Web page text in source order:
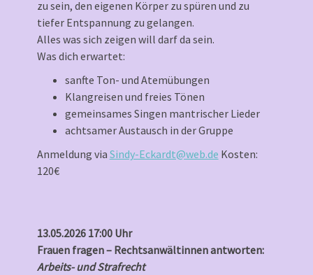
zu sein, den eigenen Körper zu spüren und zu
tiefer Entspannung zu gelangen.
Alles was sich zeigen will darf da sein.
Was dich erwartet:
sanfte Ton- und Atemübungen
Klangreisen und freies Tönen
gemeinsames Singen mantrischer Lieder
achtsamer Austausch in der Gruppe
Anmeldung via Sindy-Eckardt@web.de Kosten:
120€
13.05.2026 17:00 Uhr
Frauen fragen – Rechtsanwältinnen antworten:
Arbeits- und Strafrecht